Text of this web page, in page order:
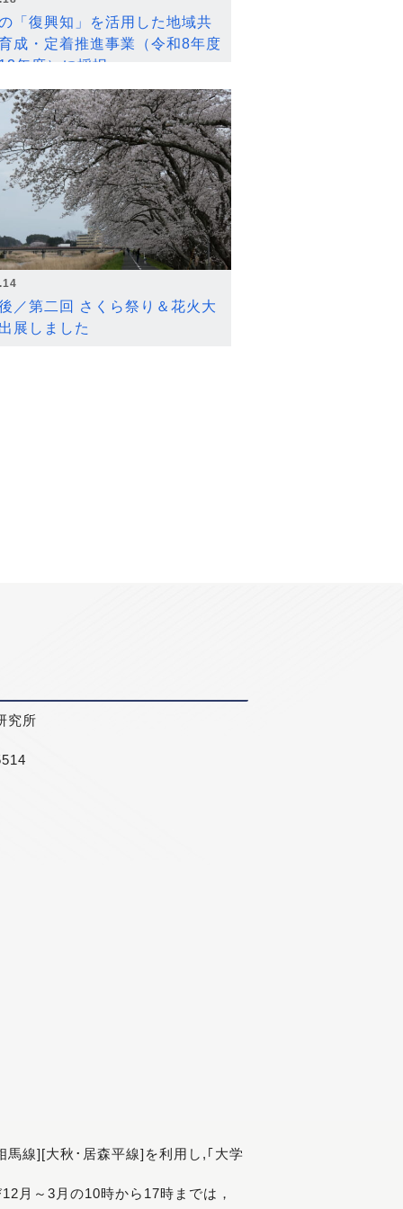
「復興知」を活用した地域共
成・定着推進事業（令和8年度
年度）に採択
／第二回 さくら祭り＆花火大
展しました
究所
線][大秋･居森平線]を利用し,｢大学
月～3月の10時から17時までは，